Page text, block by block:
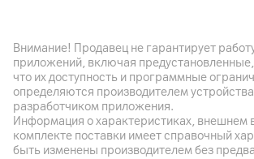
Аудиосистема
Встроенные динамики
20 Вт, акустическая система: 2.0 канал, α7
(Виртуальный 9.1.2-апмиксинг)
Внимание! Продавец не гарантирует
приложений, включая предустановленные,
что их доступность и программные
определяются производителем
разработчиком приложения.
Информация о характеристиках, внешнем
комплекте поставки имеет справочный
быть изменены производителем без